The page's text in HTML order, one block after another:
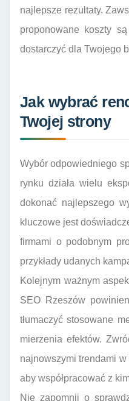
najlepsze rezultaty.
proponowane koszty
dostarczyć dla Twojego
Jak wybrać
Twojej strony
Wybór odpowiedniego
rynku działa wielu
dokonać najlepszego
kluczowe jest
firmami o podobnym
przykłady udanych
Kolejnym ważnym
SEO Rzeszów
tłumaczyć stosowane
mierzenia efektów.
najnowszymi trendami
aby współpracować z
Nie zapomnij o